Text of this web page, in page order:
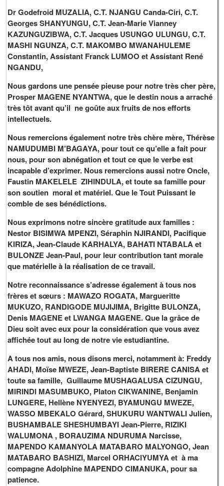
Dr Godefroid MUZALIA, C.T. NJANGU Canda-Ciri, C.T.
Georges SHANYUNGU, C.T. Jean-Marie Vianney
KAZUNGUZIBWA, C.T. Jacques USUNGO ULUNGU, C.T.
MASHI NGUNZA, C.T. MAKOMBO MWANAHULEME
Constantin, Assistant Franck LUMOO et Assistant René
NGANDU,
Nous gardons une pensée pieuse pour notre très cher père,
Prosper MAGENE NYANTWA, que le destin nous a arraché
très tôt avant qu’il ne goûte aux fruits de nos efforts
intellectuels.
Nous remercions également notre très chère mère, Thérèse
NAMUDUMBI M’BAGAYA, pour tout ce qu’elle a fait pour
nous, pour son abnégation et tout ce que le verbe est
incapable d’exprimer. Nous remercions aussi notre Oncle,
Faustin MAKELELE ZIHINDULA, et toute sa famille pour
son soutien moral et matériel. Que le Tout Puissant le
comble de ses bénédictions.
Nous exprimons notre sincère gratitude aux familles :
Nestor BISIMWA MPENZI, Séraphin NJIRANDI, Pacifique
KIRIZA, Jean-Claude KARHALYA, BAHATI NTABALA et
BULONZE Jean-Paul, pour leur contribution tant morale
que matérielle à la réalisation de ce travail.
Notre reconnaissance s’adresse également à tous nos
frères et sœurs : MAWAZO ROGATA, Margueritte
MUKUZO, RANDIGODE MUJIJIMA, Brigitte BULONZA,
Denis MAGENE et LWANGA MAGENE. Que la grâce de
Dieu soit avec eux pour la considération que vous avez
affichée tout au long de notre vie estudiantine.
A tous nos amis, nous disons merci, notamment à: Freddy
AHADI, Moïse MWEZE, Jean-Baptiste BIRERE CANISA et
toute sa famille, Guillaume MUSHAGALUSA CIZUNGU,
MIRINDI MASUMBUKO, Platon CIKWANINE, Benjamin
LUNGERE, Hellène NYENYEZI, BYAMUNGU MWEZE,
WASSO MBEKALO Gérard, SHUKURU WANTWALI Julien,
BUSHAMBALE SHESHUMBAYI Jean-Pierre, RIZIKI
WALUMONA , BORAUZIMA NDURUMA Narcisse,
MAPENDO KAMANYOLA MATABARO MALYONGO, Jean
MATABARO BASHIZI, Marcel ORHACIYUMYA et à ma
compagne Adolphine MAPENDO CIMANUKA, pour sa
patience.